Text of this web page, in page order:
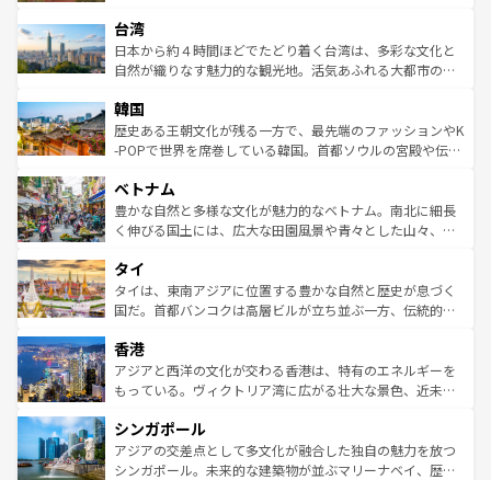
ならではの贅沢な旅のスタイルだ。 なお、新着のアメリカ
情報はコンテンツ一覧を参照してほしい。
れるおもてなしの心で訪れる人々を迎えてくれるハワイの
人々、おいしいローカルフードやハワイアンミュージッ
ク、伝統的なフラダンスなど、すべてがハワイの魅力を彩
ワイを、存分に味わってほしい。 なお、新着のハワイ情報
はコンテンツ一覧を参照してほしい。
リアリーフや大陸中央部にそびえるウルル（エアーズロッ
ク）、タスマニアの美しい原生林やケアンズの熱帯雨林な
ど、見どころがたくさん。また、カフェやワイン、オージ
いる。アクティビティも充実しており、サーフィンやダイ
ビング、ハイキングなど、アウトドア好きにはたまらな
い。オーストラリアの多彩な魅力を存分に味わいつくそ
参照してほしい。
台湾
日本から約４時間ほどでたどり着く台湾は、多彩な文化と
自然が織りなす魅力的な観光地。活気あふれる大都市の台
ン）、静ひつな山岳地帯である台湾東部など、都市の喧騒
と山間の静けさが共存しており、訪れる人に新しい発見と
驚きをもたらしてくれる。また、奥深い台湾の食文化も魅
容にもいいと評判のスイーツなど、バラエティ豊かな料理
が味わえる。 なお、新着の台湾情報は コンテンツ一覧を参
照してほしい。
韓国
歴史ある王朝文化が残る一方で、最先端のファッションやK
-POPで世界を席巻している韓国。首都ソウルの宮殿や伝統
き、地方に足を延ばせば四季折々の自然美を楽しむことが
できる。そして、キムチや焼肉、絶品のストリートフード
まで、さまざまな韓国料理が待っている。夜には、韓国な
リティに包まれながら、韓国の多彩な魅力を心ゆくまで味
わってみてほしい。 なお、新着の韓国情報はコンテンツ一
覧を参照してほしい。
ベトナム
豊かな自然と多様な文化が魅力的なベトナム。南北に細長
く伸びる国土には、広大な田園風景や青々とした山々、世
急速な発展と共に伝統が息づく。ハノイの古い町並みやホ
ーチミン市のフランス統治時代の建物も、独特の雰囲気を
醸し出している。また、バラエティの豊かさとおいしさで
とつ。フォーやバインミー、ベトナムコーヒーなどは、ぜ
ひ現地で味わいたい。どの地域を訪れてもあたたかい人々
が旅行者を迎えてくれるので、きっと忘れられない旅にな
参照してほしい。
タイ
タイは、東南アジアに位置する豊かな自然と歴史が息づく
国だ。首都バンコクは高層ビルが立ち並ぶ一方、伝統的な
の活気が交差している。北部ではチェンマイなどの山岳地
帯で自然と触れ合い、南部ではプーケットやクラビの美し
いビーチでリゾート気分を楽しむことができる。タイ料理
激する。気候は一年中温暖で、どの季節にも異なる楽しみ
が待っている。親しみやすいタイの人々、仏教を中心とし
た文化、そして多様な観光資源が、訪れる旅人を魅了し続
香港
アジアと西洋の文化が交わる香港は、特有のエネルギーを
もっている。ヴィクトリア湾に広がる壮大な景色、近未来
み、どこを訪れても感動するはず。観光スポットが密集し
ており、効率よく見どころを回れるのも魅力。息をのむよ
うな絶景から文化的な体験まで、香港を存分に楽しみ尽く
シンガポール
アジアの交差点として多文化が融合した独自の魅力を放つ
シンガポール。未来的な建築物が並ぶマリーナベイ、歴史